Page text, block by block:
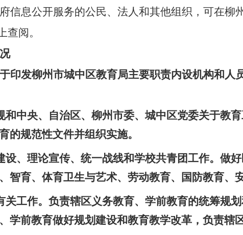
信息公开服务的公民、法人和其他组织，可在柳
查阅。
印发柳州市城中区教育局主要职责内设机构和人
和中央、自治区、柳州市委、城中区党委关于教
的规范性文件并组织实施。
设、理论宣传、统一战线和学校共青团工作。做
智育、体育卫生与艺术、劳动教育、国防教育、
关工作。负责辖区义务教育、学前教育的统筹规
学前教育做好规划建设和教育教学改革，负责辖